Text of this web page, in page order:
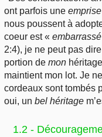
ont parfois une emprise
nous poussent à
coeur est « embarrassé
2:4), je ne peut pas
portion de mon
maintient mon lot. Je
cordeaux sont tombés
oui, un bel héritage
1.2 -